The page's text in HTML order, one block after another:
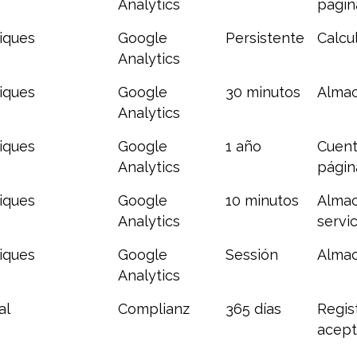
Analytics
Google
Analytics
Persistente
Google
Analytics
30 minutos
Google
Analytics
1 año
Google
Analytics
10 minutos
Google
Analytics
Sessión
Complianz 365 días